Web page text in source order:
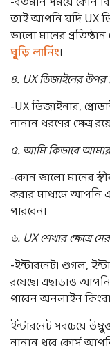
তাই আপনি যদি UX
ভালো মানের
ঘুড়ি লার্নিং।
৪. UXডিজাইনের উপর
-UX ডিজাইনার,
নানান ধরণের ক্ষেত্র
৫. আমি কিভাবে আমার
-কোন ভালো মানের
করার মাধ্যমে আপনি
পারবেন।
৬. UXশেখার ক্ষেত্রে
-ইন্টারনেট। গুগল,
রয়েছে। এছাড়াও
পারেন অনলাইন
ইন্টারনেট সবচেয়ে
নানান ধরে কোর্স